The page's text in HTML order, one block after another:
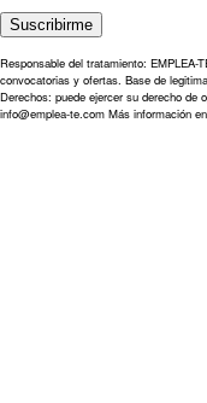
Responsable del tratamiento:
convocatorias y ofertas. Base de
Derechos: puede ejercer su derecho de
info@emplea-te.com Más información